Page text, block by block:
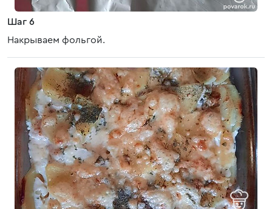
Шаг 6
Накрываем фольгой.